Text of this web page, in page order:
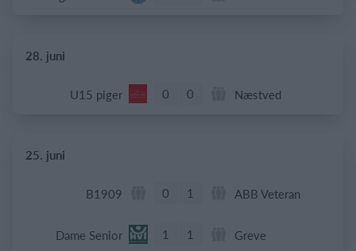
28. juni
U15 piger 0 0 Næstved
25. juni
B1909 0 1 ABB Veteran
Dame Senior 1 1 Greve